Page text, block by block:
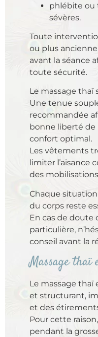
phlébite ou
sévères.
Toute
ou plus
avant la séance
toute sécurité.
Le massage thaï
Une tenue
recommandée
bonne liberté
confort optimal.
Les vêtements
limiter l’aisance
des
Chaque
du corps reste
En cas de doute
particulière,
conseil avant la
Massage thaï
Le massage
et structurant,
et des
Pour cette
pendant la